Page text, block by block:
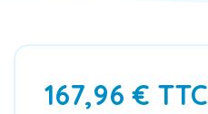
167,96 € TTC